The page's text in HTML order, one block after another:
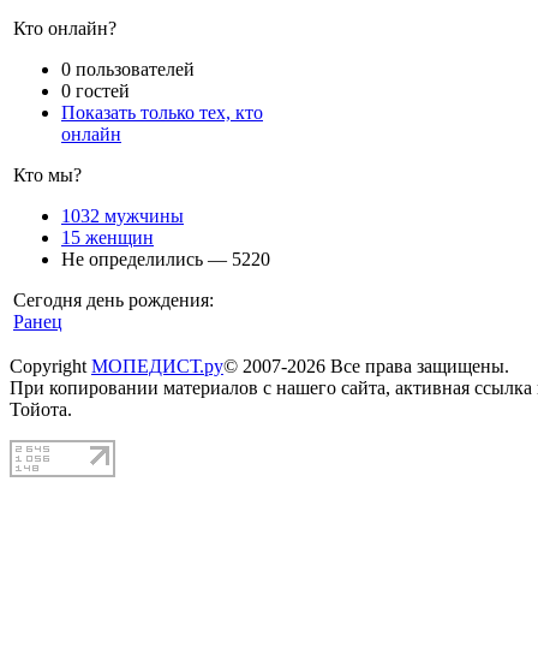
Кто онлайн?
0 пользователей
0 гостей
Показать только тех, кто
онлайн
Кто мы?
1032 мужчины
15 женщин
Не определились — 5220
Сегодня день рождения:
Ранец
Copyright МОПЕДИСТ.ру© 2007-2026 Все права защищены.
При копировании материалов с нашего сайта, активная
Тойота.